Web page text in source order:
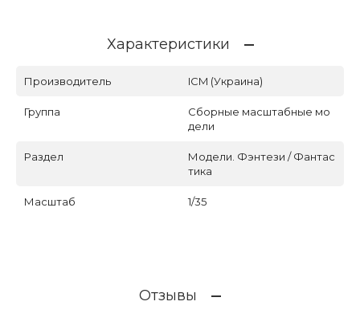
Характеристики
Производитель ICM (Украина)
Группа
Сборные масштабные мо
дели
Раздел
Модели. Фэнтези / Фантас
тика
Масштаб 1/35
Отзывы